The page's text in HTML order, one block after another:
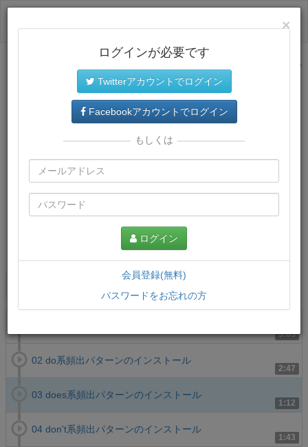
サイトトップに戻る
3:03
2:47
02 do系頻出パターンのインストール
1:12
03 does系頻出パターンのインストール
1:43
04 don't系頻出パターンのインストール
×
ログインが必要です
Twitterアカウントでログイン
Facebookアカウントでログイン
もしくは
ログイン
会員登録(無料)
パスワードをお忘れの方